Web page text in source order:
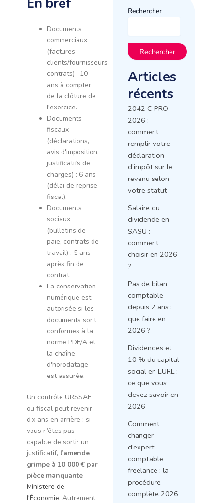
Documents
commerciaux
(factures
clients/fournisseurs,
contrats) : 10
ans à compter
de la clôture de
l'exercice.
Documents
fiscaux
(déclarations,
avis d'imposition,
justificatifs de
charges) : 6 ans
(délai de reprise
fiscal).
Documents
sociaux
(bulletins de
paie, contrats de
travail) : 5 ans
après fin de
contrat.
La conservation
numérique est
autorisée si les
documents sont
conformes à la
norme PDF/A et
la chaîne
d'horodatage
est assurée.
Un contrôle URSSAF
ou fiscal peut revenir
dix ans en arrière : si
vous n’êtes pas
capable de sortir un
justificatif, l’amende
grimpe à 10 000 € par
pièce manquante
Ministère de
l'Économie. Autrement
Rechercher
Rechercher
Articles
récents
2042 C PRO
2026 :
comment
remplir votre
déclaration
d’impôt sur le
revenu selon
votre statut
Salaire ou
dividende en
SASU :
comment
choisir en 2026
?
Pas de bilan
comptable
depuis 2 ans :
que faire en
2026 ?
Dividendes et
10 % du capital
social en EURL :
ce que vous
devez savoir en
2026
Comment
changer
d’expert-
comptable
freelance : la
procédure
complète 2026